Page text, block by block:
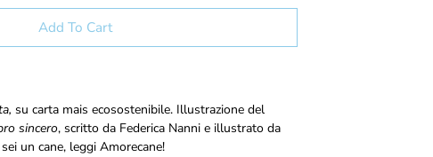
Add To Cart
su carta mais ecosostenibile. Illustrazione del
sincero, scritto da Federica Nanni e illustrato da
un cane, leggi Amorecane!